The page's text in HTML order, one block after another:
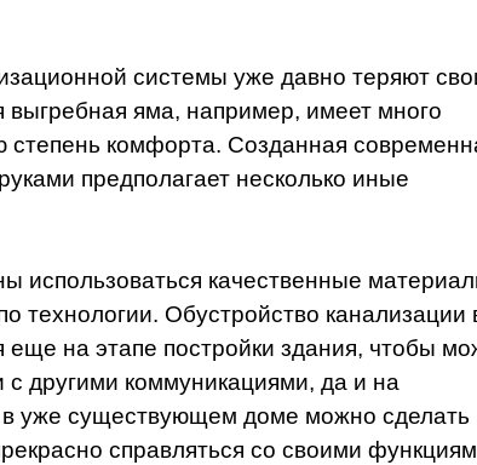
системы уже давно теряют
выгребная яма, например, имеет много
степень комфорта. Созданная
предполагает несколько иные
использоваться качественные
технологии. Обустройство канализации
на этапе постройки здания, чтобы
другими коммуникациями, да и на
в уже существующем доме можно сделать
справляться со своими